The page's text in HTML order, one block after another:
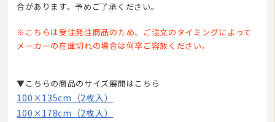
合があります。予めご了承ください。
※こちらは受注発注商品のため、ご注文のタイミングによって
メーカーの在庫切れの場合は何卒ご容赦ください。
▼こちらの商品のサイズ展開はこちら
100×135cm（2枚入）
100×178cm（2枚入）
2026/08
2
3 4
9
10 11
16
17 18